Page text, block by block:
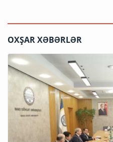
OXŞAR XƏBƏRLƏR